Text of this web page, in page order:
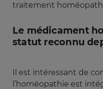
traitement
Le médicament
statut reconnu
Il est intéressant de
l’homéopathie est